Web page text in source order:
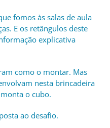
fomos às salas de aula
E os retângulos deste
explicativa
como o montar. Mas
nesta brincadeira
o cubo.
ao desafio.